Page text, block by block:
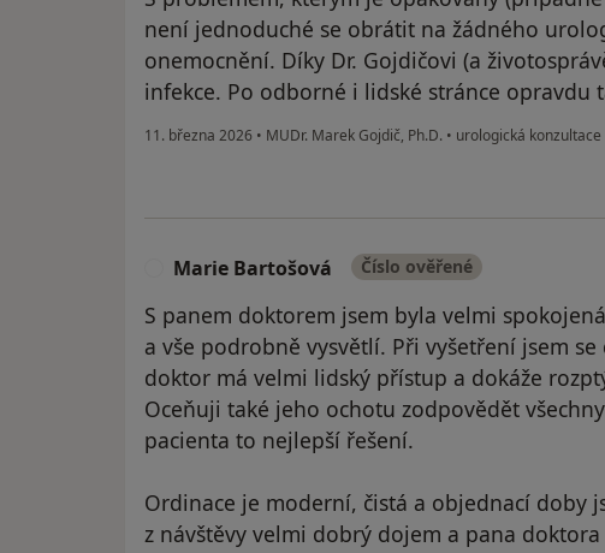
není jednoduché se obrátit na žádného
onemocnění. Díky Dr. Gojdičovi (a
infekce. Po odborné i lidské stránce opravdu
11. března 2026 • MUDr. Marek Gojdič, Ph.D. • urologická konzultace
Marie Bartošová Číslo ověřené
S panem doktorem jsem byla velmi
a vše podrobně vysvětlí. Při vyšetření jsem
doktor má velmi lidský přístup a dokáže
Oceňuji také jeho ochotu zodpovědět
pacienta to nejlepší řešení.
Ordinace je moderní, čistá a objednací doby
z návštěvy velmi dobrý dojem a pana